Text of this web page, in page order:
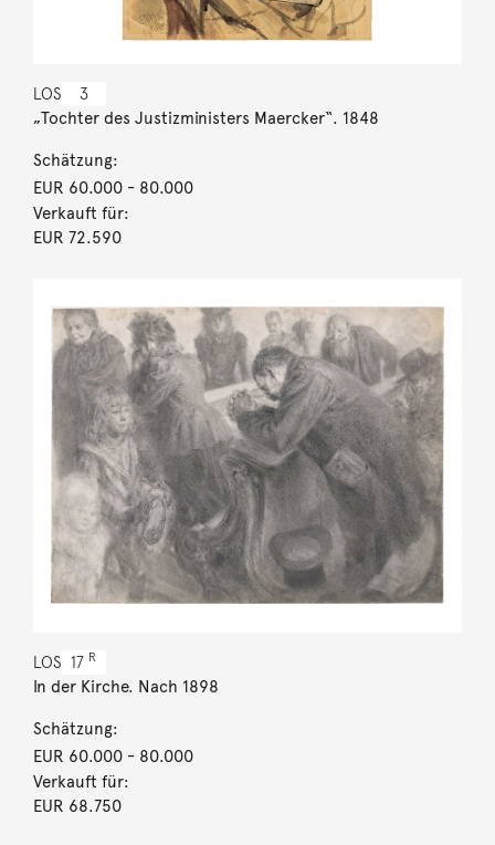
LOS 3
„Tochter des Justizministers Maercker“. 1848
Schätzung:
EUR 60.000- 80.000
Verkauft für:
EUR 72.590
LOS 17 R
In der Kirche. Nach 1898
Schätzung:
EUR 60.000- 80.000
Verkauft für:
EUR 68.750